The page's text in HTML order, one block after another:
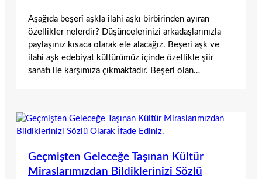
Aşağıda beşerî aşkla ilahi aşkı birbirinden ayıran
özellikler nelerdir? Düşüncelerinizi arkadaşlarınızla
paylaşınız kısaca olarak ele alacağız. Beşeri aşk ve
ilahi aşk edebiyat kültürümüz içinde özellikle şiir
sanatı ile karşımıza çıkmaktadır. Beşeri olan…
Geçmişten Geleceğe Taşınan Kültür
Miraslarımızdan Bildiklerinizi Sözlü